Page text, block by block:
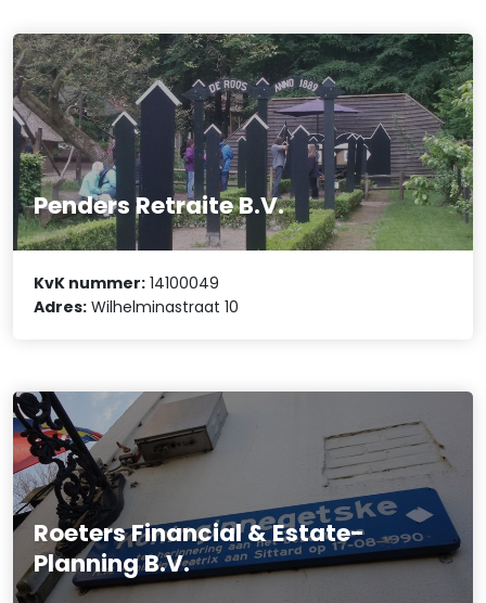
Penders Retraite B.V.
KvK nummer: 14100049
Adres: Wilhelminastraat 10
Roeters Financial & Estate-
Planning B.V.